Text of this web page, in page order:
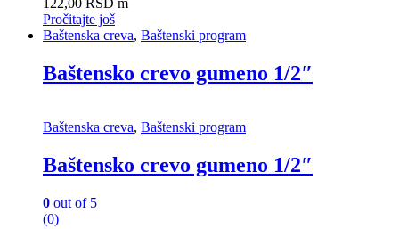
122,00 RSD m
Pročitajte još
Baštenska creva, Baštenski program
Baštensko crevo gumeno 1/2″
Baštenska creva, Baštenski program
Baštensko crevo gumeno 1/2″
0 out of 5
(0)